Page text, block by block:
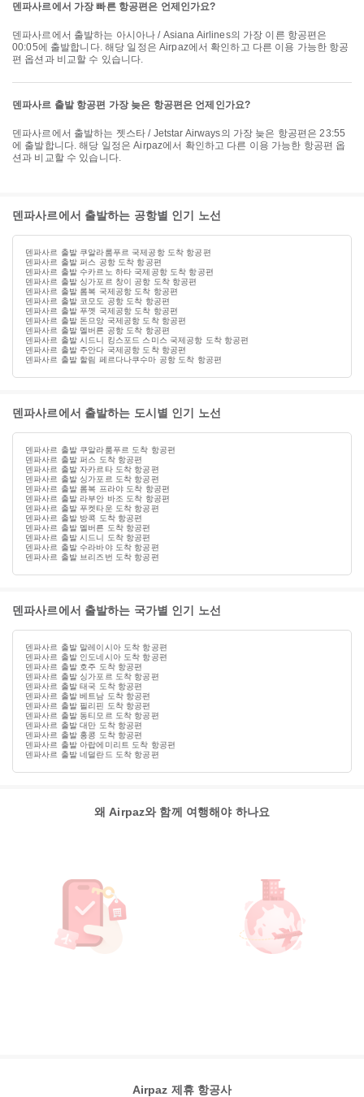
덴파사르에서 가장 빠른 항공편은 언제인가요?
덴파사르에서 출발하는 아시아나 / Asiana Airlines의 가장 이른 항공편은
00:05에 출발합니다. 해당 일정은 Airpaz에서 확인하고 다른 이용 가능한 항공
편 옵션과 비교할 수 있습니다.
덴파사르 출발 항공편 가장 늦은 항공편은 언제인가요?
덴파사르에서 출발하는 젯스타 / Jetstar Airways의 가장 늦은 항공편은 23:55
에 출발합니다. 해당 일정은 Airpaz에서 확인하고 다른 이용 가능한 항공편 옵
션과 비교할 수 있습니다.
덴파사르에서 출발하는 공항별 인기 노선
덴파사르 출발 쿠알라룸푸르 국제공항 도착 항공편
덴파사르 출발 퍼스 공항 도착 항공편
덴파사르 출발 수카르노 하타 국제공항 도착 항공편
덴파사르 출발 싱가포르 창이 공항 도착 항공편
덴파사르 출발 롬복 국제공항 도착 항공편
덴파사르 출발 코모도 공항 도착 항공편
덴파사르 출발 푸껫 국제공항 도착 항공편
덴파사르 출발 돈므앙 국제공항 도착 항공편
덴파사르 출발 멜버른 공항 도착 항공편
덴파사르 출발 시드니 킹스포드 스미스 국제공항 도착 항공편
덴파사르 출발 주안다 국제공항 도착 항공편
덴파사르 출발 할림 페르다나쿠수마 공항 도착 항공편
덴파사르에서 출발하는 도시별 인기 노선
덴파사르 출발 쿠알라룸푸르 도착 항공편
덴파사르 출발 퍼스 도착 항공편
덴파사르 출발 자카르타 도착 항공편
덴파사르 출발 싱가포르 도착 항공편
덴파사르 출발 롬복 프라야 도착 항공편
덴파사르 출발 라부안 바조 도착 항공편
덴파사르 출발 푸켓타운 도착 항공편
덴파사르 출발 방콕 도착 항공편
덴파사르 출발 멜버른 도착 항공편
덴파사르 출발 시드니 도착 항공편
덴파사르 출발 수라바야 도착 항공편
덴파사르 출발 브리즈번 도착 항공편
덴파사르에서 출발하는 국가별 인기 노선
덴파사르 출발 말레이시아 도착 항공편
덴파사르 출발 인도네시아 도착 항공편
덴파사르 출발 호주 도착 항공편
덴파사르 출발 싱가포르 도착 항공편
덴파사르 출발 태국 도착 항공편
덴파사르 출발 베트남 도착 항공편
덴파사르 출발 필리핀 도착 항공편
덴파사르 출발 동티모르 도착 항공편
덴파사르 출발 대만 도착 항공편
덴파사르 출발 홍콩 도착 항공편
덴파사르 출발 아랍에미리트 도착 항공편
덴파사르 출발 네덜란드 도착 항공편
왜 Airpaz와 함께 여행해야 하나요
Airpaz 제휴 항공사